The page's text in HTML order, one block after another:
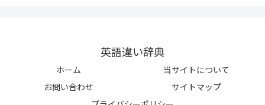
英語違い辞典
ホーム
当サイトについて
お問い合わせ
サイトマップ